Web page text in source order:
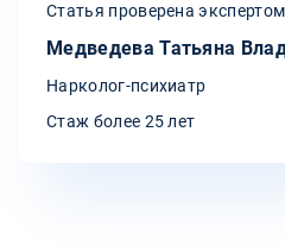
Статья проверена экспертом
Медведева Татьяна
Нарколог-психиатр
Стаж более 25 лет